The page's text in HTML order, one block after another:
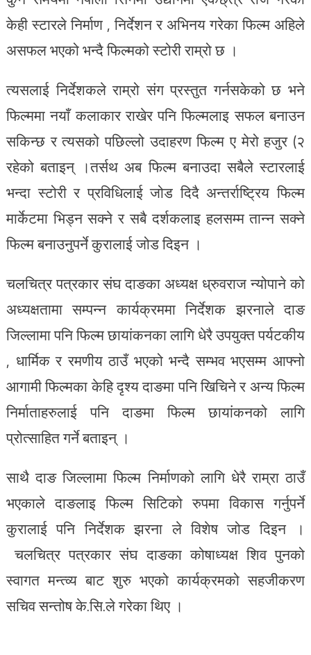
केही स्टारले निर्माण , निर्देशन र अभिनय गरेका फिल्म अहिले
असफल भएको भन्दै फिल्मको स्टोरी राम्रो छ ।
त्यसलाई निर्देशकले राम्रो संग प्रस्तुत गर्नसकेको छ भने
फिल्ममा नयाँ कलाकार राखेर पनि फिल्मलाइ सफल बनाउन
सकिन्छ र त्यसको पछिल्लो उदाहरण फिल्म ए मेरो हजुर (२
रहेको बताइन् ।तर्सथ अब फिल्म बनाउदा सबैले स्टारलाई
भन्दा स्टोरी र प्रविधिलाई जोड दिदै अन्तर्राष्ट्रिय फिल्म
मार्केटमा भिड्न सक्ने र सबै दर्शकलाइ हलसम्म तान्न सक्ने
फिल्म बनाउनुपर्ने कुरालाई जोड दिइन ।
चलचित्र पत्रकार संघ दाङका अध्यक्ष ध्रुवराज न्योपाने को
अध्यक्षतामा सम्पन्न कार्यक्रममा निर्देशक झरनाले दाङ
जिल्लामा पनि फिल्म छायांकनका लागि धेरै उपयुक्त पर्यटकीय
, धार्मिक र रमणीय ठाउँ भएको भन्दै सम्भव भएसम्म आफ्नो
आगामी फिल्मका केहि दृश्य दाङमा पनि खिचिने र अन्य फिल्म
निर्माताहरुलाई पनि दाङमा फिल्म छायांकनको लागि
प्रोत्साहित गर्ने बताइन् ।
साथै दाङ जिल्लामा फिल्म निर्माणको लागि धेरै राम्रा ठाउँ
भएकाले दाङलाइ फिल्म सिटिको रुपमा विकास गर्नुपर्ने
कुरालाई पनि निर्देशक झरना ले विशेष जोड दिइन ।
चलचित्र पत्रकार संघ दाङका कोषाध्यक्ष शिव पुनको
स्वागत मन्त्व्य बाट शुरु भएको कार्यक्रमको सहजीकरण
सचिव सन्तोष के.सि.ले गरेका थिए ।